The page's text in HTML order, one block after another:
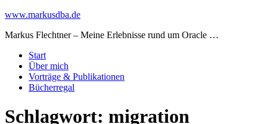
www.markusdba.de
Markus Flechtner – Meine Erlebnisse rund um Oracle …
Start
Über mich
Vorträge & Publikationen
Bücherregal
Schlagwort: migration